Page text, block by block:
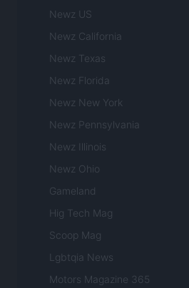
Newz US
Newz California
Newz Texas
Newz Florida
Newz New York
Newz Pennsylvania
Newz Illinois
Newz Ohio
Gameland
Hig Tech Mag
Scoop Mag
Lgbtqia News
Motors Magazine 365